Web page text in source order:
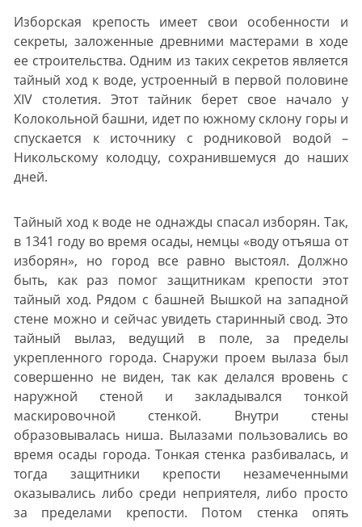
Изборская крепость имеет свои особенности и
секреты, заложенные древними мастерами в ходе
ее строительства. Одним из таких секретов является
тайный ход к воде, устроенный в первой половине
XIV столетия. Этот тайник берет свое начало у
Колокольной башни, идет по южному склону горы и
спускается к источнику с родниковой водой –
Никольскому колодцу, сохранившемуся до наших
дней.
Тайный ход к воде не однажды спасал изборян. Так,
в 1341 году во время осады, немцы «воду отъяша от
изборян», но город все равно выстоял. Должно
быть, как раз помог защитникам крепости этот
тайный ход. Рядом с башней Вышкой на западной
стене можно и сейчас увидеть старинный свод. Это
тайный вылаз, ведущий в поле, за пределы
укрепленного города. Снаружи проем вылаза был
совершенно не виден, так как делался вровень с
наружной стеной и закладывался тонкой
маскировочной стенкой. Внутри стены
образовывалась ниша. Вылазами пользовались во
время осады города. Тонкая стенка разбивалась, и
тогда защитники крепости незамеченными
оказывались либо среди неприятеля, либо просто
за пределами крепости. Потом стенка опять